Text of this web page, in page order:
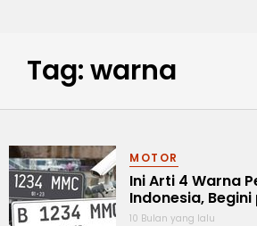
Tag: warna
MOTOR
Ini Arti 4 Warna
Indonesia,
10 Bulan yang lalu